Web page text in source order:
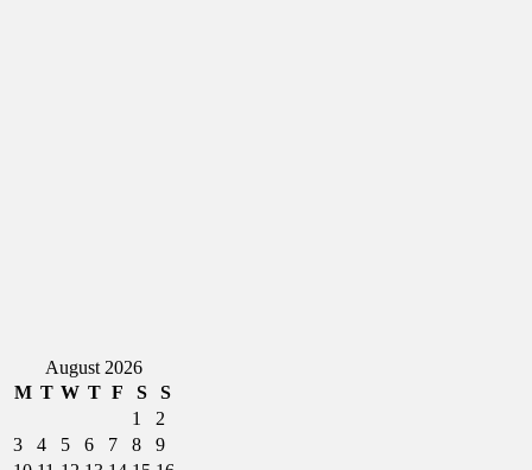
August 2026
M T W T F S
S
1
2
3
4 5 6 7 8
9